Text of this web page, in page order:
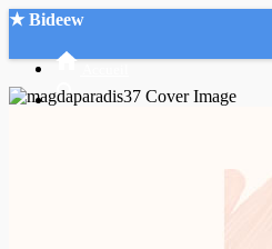
★ Bideew